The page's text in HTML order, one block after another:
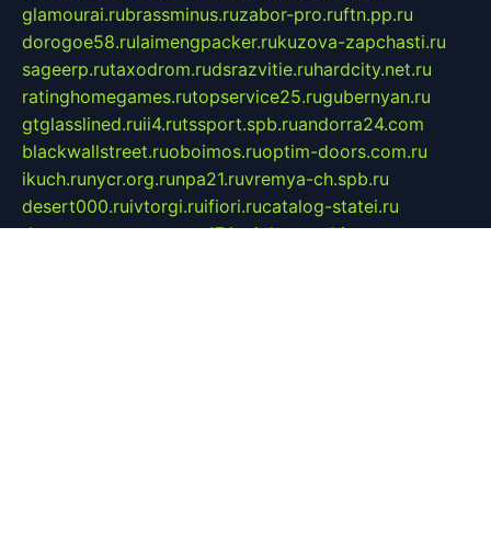
glamourai.rubrassminus.ruzabor-pro.ruftn.pp.ru
dorogoe58.rulaimengpacker.rukuzova-zapchasti.ru
sageerp.rutaxodrom.rudsrazvitie.ruhardcity.net.ru
ratinghomegames.rutopservice25.rugubernyan.ru
gtglasslined.ruii4.rutssport.spb.ruandorra24.com
blackwallstreet.ruoboimos.ruoptim-doors.com.ru
ikuch.runycr.org.runpa21.ruvremya-ch.spb.ru
desert000.ruivtorgi.ruifiori.rucatalog-statei.ru
dcv.org.ruspetsmaster174.ruipkameryhiseeu.ru